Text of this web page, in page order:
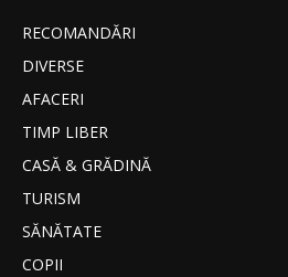
RECOMANDĂRI
DIVERSE
AFACERI
TIMP LIBER
CASĂ & GRĂDINĂ
TURISM
SĂNĂTATE
COPII